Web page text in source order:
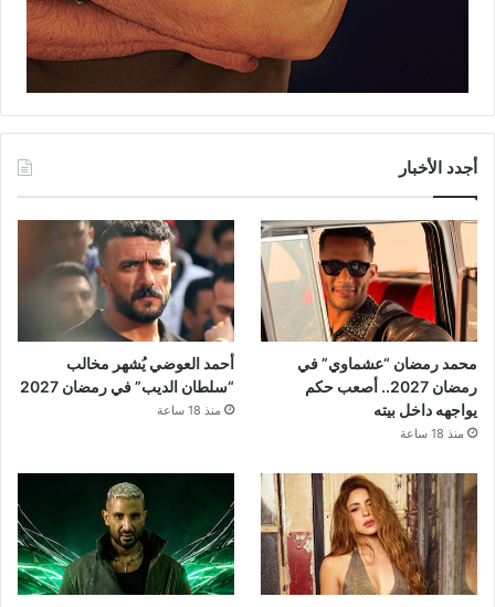
أجدد الأخبار
محمد رمضان “عشماوي” في
رمضان 2027.. أصعب حكم
يواجهه داخل بيته
منذ 18 ساعة
أحمد العوضي يُشهر مخالب
“سلطان الديب” في رمضان 2027
منذ 18 ساعة